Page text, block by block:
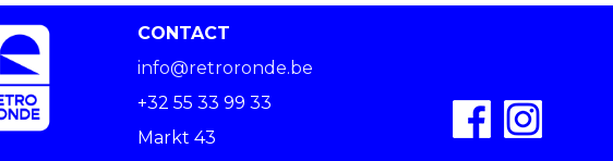
CONTACT
info@retroronde.be
+32 55 33 99 33
Markt 43